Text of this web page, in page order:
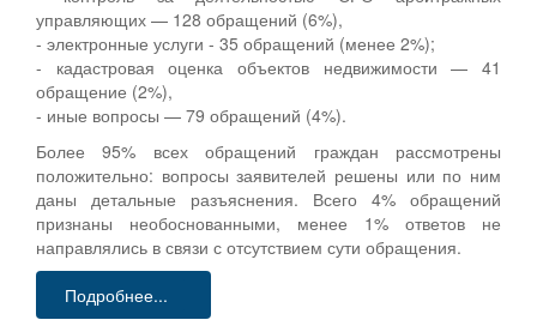
управляющих — 128 обращений (6%),
- электронные услуги - 35 обращений (менее 2%);
- кадастровая оценка объектов недвижимости — 41
обращение (2%),
- иные вопросы — 79 обращений (4%).
Более 95% всех обращений граждан рассмотрены
положительно: вопросы заявителей решены или по ним
даны детальные разъяснения. Всего 4% обращений
признаны необоснованными, менее 1% ответов не
направлялись в связи с отсутствием сути обращения.
Подробнее...